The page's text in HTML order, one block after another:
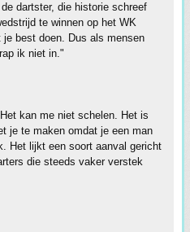
dartster, die historie schreef
te winnen op het WK
best doen. Dus als mensen
ik niet in."
kan me niet schelen. Het is
je te maken omdat je een man
Het lijkt een soort aanval gericht
die steeds vaker verstek